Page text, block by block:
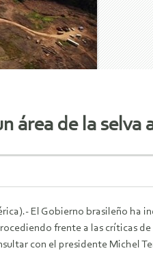
área de la selva
El Gobierno brasileño ha
frente a las críticas
con el presidente Michel